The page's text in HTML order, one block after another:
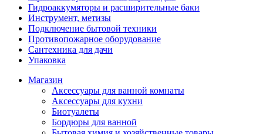
Гидроаккумяторы и расширительные баки
Инструмент, метизы
Подключение бытовой техники
Противопожарное оборудование
Сантехника для дачи
Упаковка
Магазин
Аксессуары для ванной комнаты
Аксессуары для кухни
Биотуалеты
Бордюры для ванной